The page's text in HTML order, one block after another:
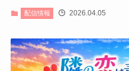
配信情報 2026.04.05